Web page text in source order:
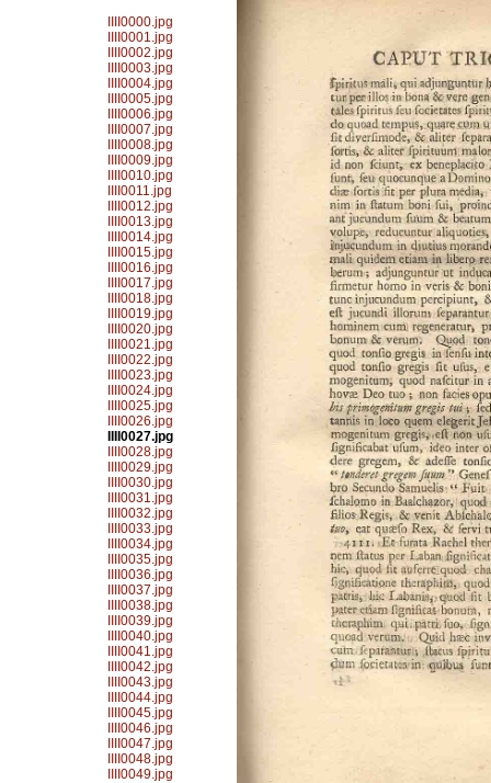
IIII0000.jpg
IIII0001.jpg
IIII0002.jpg
IIII0003.jpg
IIII0004.jpg
IIII0005.jpg
IIII0006.jpg
IIII0007.jpg
IIII0008.jpg
IIII0009.jpg
IIII0010.jpg
IIII0011.jpg
IIII0012.jpg
IIII0013.jpg
IIII0014.jpg
IIII0015.jpg
IIII0016.jpg
IIII0017.jpg
IIII0018.jpg
IIII0019.jpg
IIII0020.jpg
IIII0021.jpg
IIII0022.jpg
IIII0023.jpg
IIII0024.jpg
IIII0025.jpg
IIII0026.jpg
IIII0027.jpg
IIII0028.jpg
IIII0029.jpg
IIII0030.jpg
IIII0031.jpg
IIII0032.jpg
IIII0033.jpg
IIII0034.jpg
IIII0035.jpg
IIII0036.jpg
IIII0037.jpg
IIII0038.jpg
IIII0039.jpg
IIII0040.jpg
IIII0041.jpg
IIII0042.jpg
IIII0043.jpg
IIII0044.jpg
IIII0045.jpg
IIII0046.jpg
IIII0047.jpg
IIII0048.jpg
IIII0049.jpg